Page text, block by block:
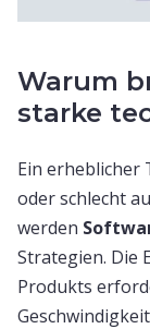
Warum
starke
Ein erheblicher
oder schlecht
werden
Strategien. Die
Produkts